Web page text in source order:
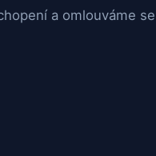
a omlouváme